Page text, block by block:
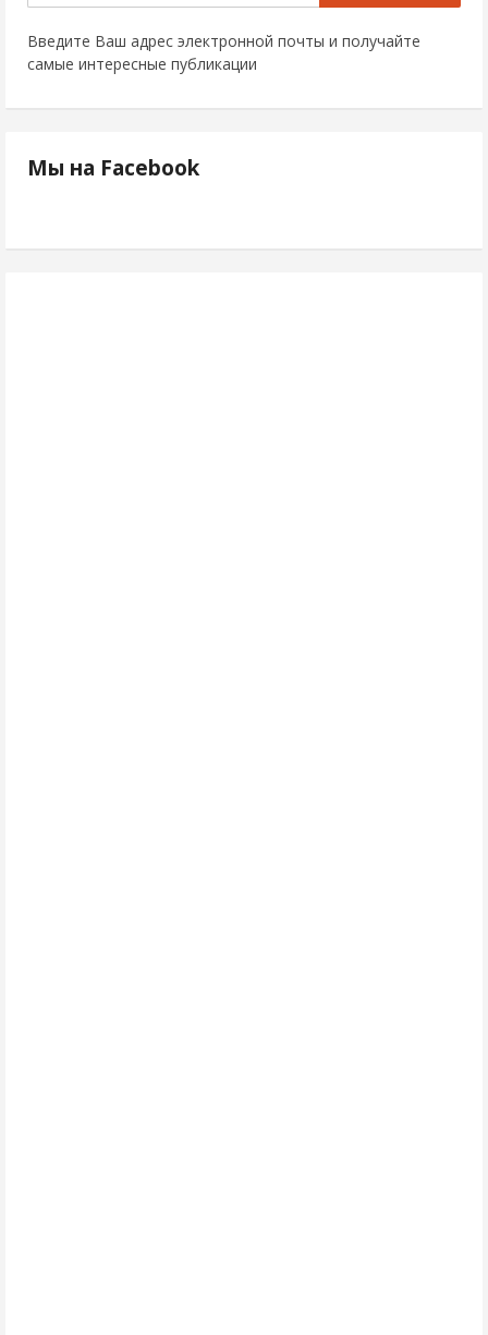
Введите Ваш адрес электронной почты и получайте
самые интересные публикации
Мы на Facebook